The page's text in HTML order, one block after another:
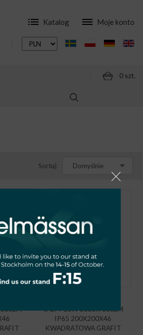
Katalog Moje konto
0 szt.
EL2 VALIT
Sortuj: Domyślnie
VALIT 10W 3000K 800LM
IP65 200X200X46
KWADRATOWA GRAFIT